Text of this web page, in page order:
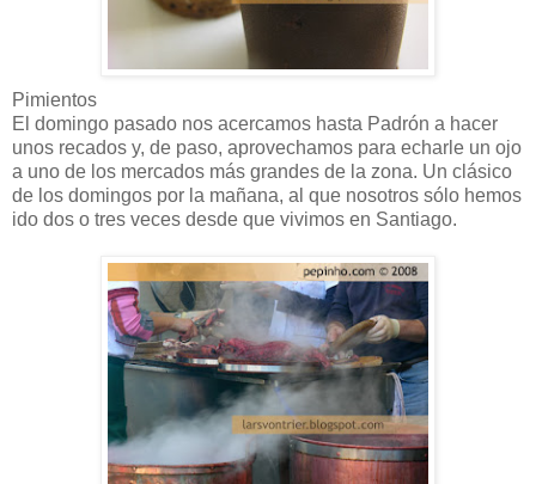
Pimientos
El domingo pasado nos acercamos hasta Padrón a hacer
unos recados y, de paso, aprovechamos para echarle un ojo
a uno de los mercados más grandes de la zona. Un clásico
de los domingos por la mañana, al que nosotros sólo hemos
ido dos o tres veces desde que vivimos en Santiago.